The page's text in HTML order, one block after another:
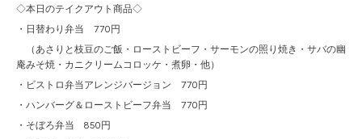
◇本日のテイクアウト商品◇
・日替わり弁当 770円
（あさりと枝豆のご飯・ローストビーフ・サーモンの照り焼き・サバの幽
庵みそ焼・カニクリームコロッケ・煮卵・他）
・ビストロ弁当アレンジバージョン 770円
・ハンバーグ＆ローストビーフ弁当 770円
・そぼろ弁当 850円